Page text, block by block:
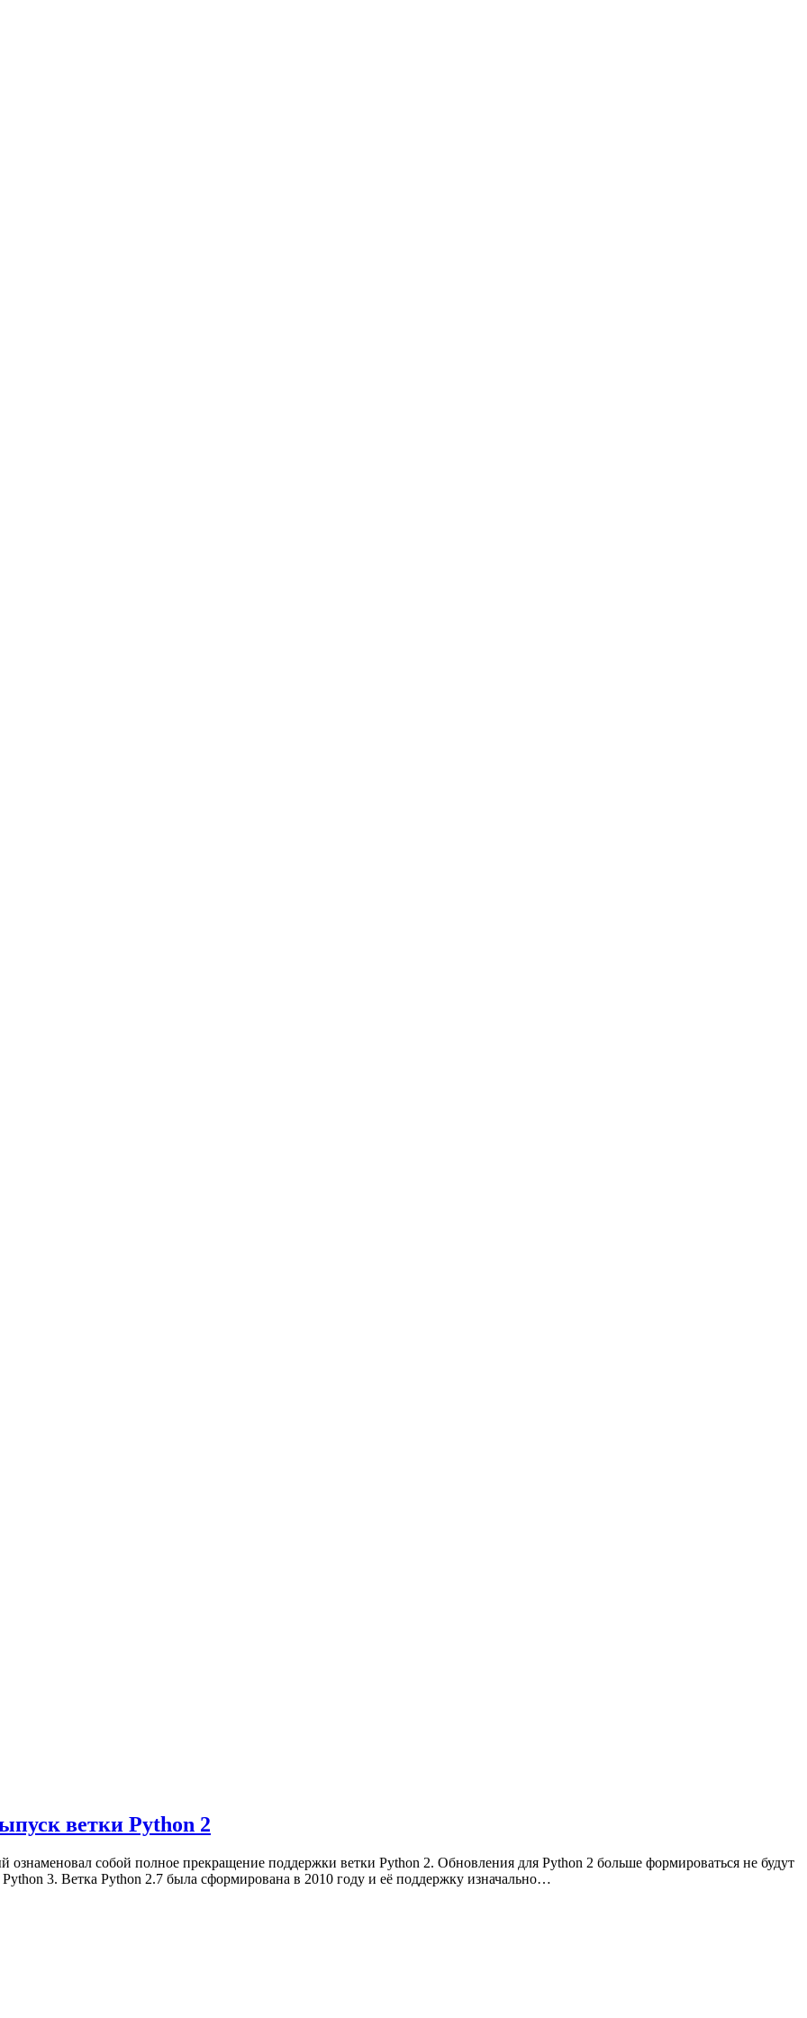
ветки Python 2
собой полное прекращение поддержки ветки Python 2. Обновления для Python 2 больше формироваться не будут
3. Ветка Python 2.7 была сформирована в 2010 году и её поддержку изначально…